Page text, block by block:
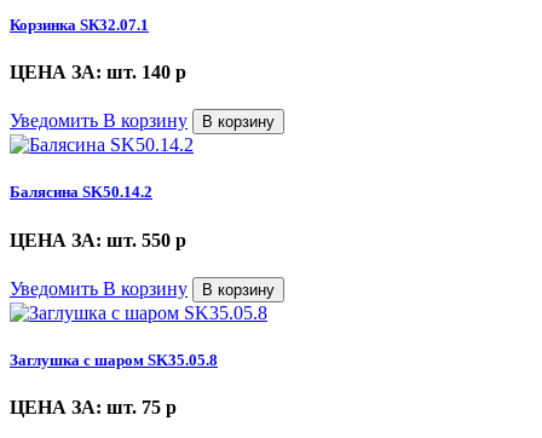
Корзинка SК32.07.1
ЦЕНА ЗА: шт. 140 p
Уведомить В корзину В корзину
Балясина SK50.14.2
ЦЕНА ЗА: шт. 550 p
Уведомить В корзину В корзину
Заглушка с шаром SK35.05.8
ЦЕНА ЗА: шт. 75 p